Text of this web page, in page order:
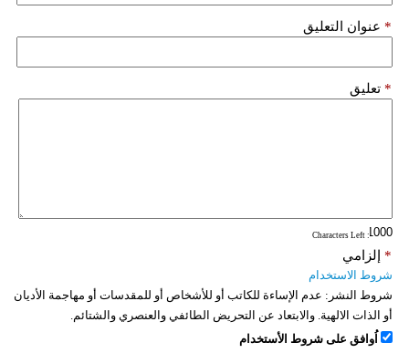
بيئة
مدوَّنات
سيارات
عنوان التعليق *
تعليق *
: Characters Left
إلزامي *
شروط الاستخدام
شروط النشر: عدم الإساءة للكاتب أو للأشخاص أو للمقدسات أو مهاجمة الأديان
أو الذات الالهية. والابتعاد عن التحريض الطائفي والعنصري والشتائم.
اُوافق على شروط الأستخدام